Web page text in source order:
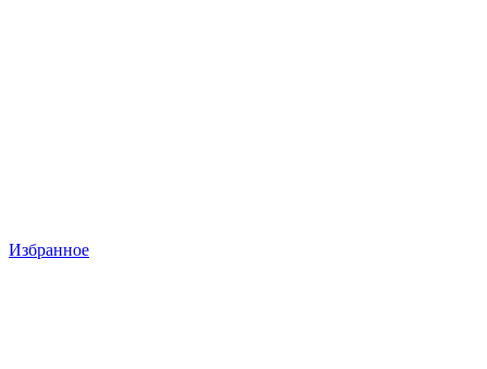
Избранное